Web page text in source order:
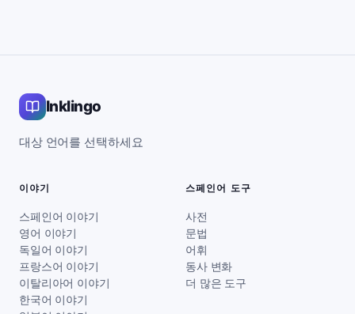
Inklingo
대상 언어를 선택하세요
이야기
스페인어 이야기
영어 이야기
독일어 이야기
프랑스어 이야기
이탈리아어 이야기
한국어 이야기
스페인어 도구
사전
문법
어휘
동사 변화
더 많은 도구